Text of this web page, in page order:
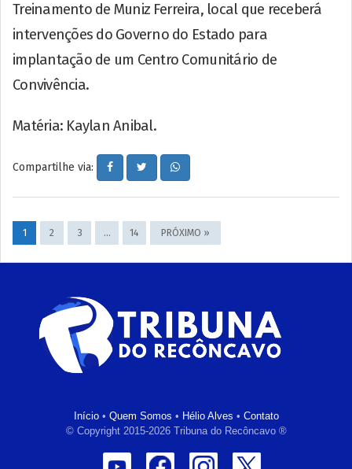
Treinamento de Muniz Ferreira, local que receberá
intervenções do Governo do Estado para
implantação de um Centro Comunitário de
Convivência.
Matéria: Kaylan Anibal.
Compartilhe via:
1 2 3 … 14 PRÓXIMO »
Início• Quem Somos • Hélio Alves • Contato
© Copyright 2015-2026 Tribuna do Recôncavo ®